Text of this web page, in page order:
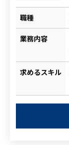
職種
業務内容
求めるスキル